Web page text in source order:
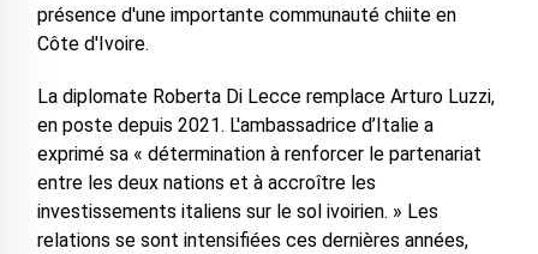
présence d'une importante communauté chiite en
Côte d'Ivoire.
La diplomate Roberta Di Lecce remplace Arturo Luzzi,
en poste depuis 2021. L'ambassadrice d’Italie a
exprimé sa « détermination à renforcer le partenariat
entre les deux nations et à accroître les
investissements italiens sur le sol ivoirien. » Les
relations se sont intensifiées ces dernières années,